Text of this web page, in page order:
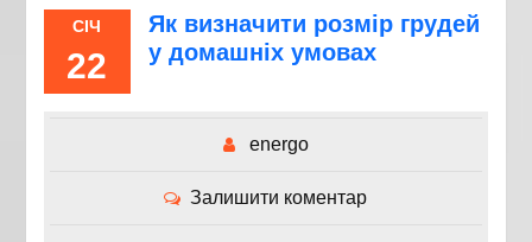
СІЧ
22
Як визначити розмір грудей
у домашніх умовах
energo
Залишити коментар